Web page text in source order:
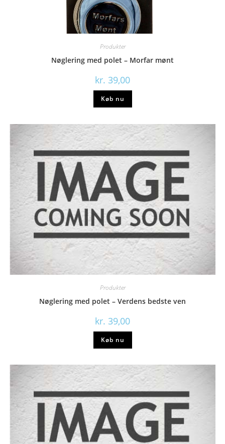
Produkter
Nøglering med polet – Morfar mønt
kr. 39,00
Køb nu
Produkter
Nøglering med polet – Verdens bedste ven
kr. 39,00
Køb nu